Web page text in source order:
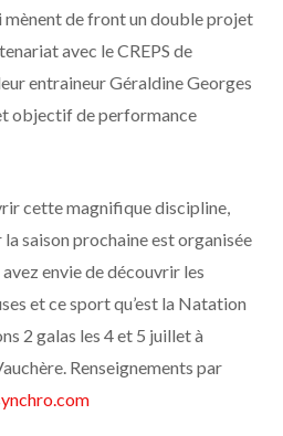
mènent de front un double projet
avec le CREPS de
entraineur Géraldine Georges
objectif de performance
cette magnifique discipline,
saison prochaine est organisée
envie de découvrir les
et ce sport qu’est la Natation
2 galas les 4 et 5 juillet à
Renseignements par